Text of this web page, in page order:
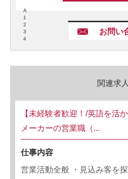
A
1
2
3
4
お問い
関連求人
【未経験者歓迎！/英語を活
メーカーの営業職（...
仕事内容
営業活動全般 ・見込み客を